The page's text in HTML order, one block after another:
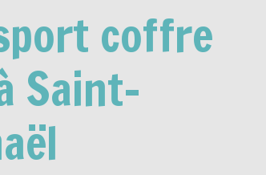
coffre
Saint-